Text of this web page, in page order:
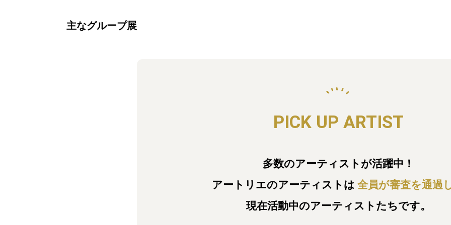
主なグループ展
PICK UP ARTIST
多数のアーティストが活躍中！
アートリエのアーティストは 全員が審査を通過
現在活動中のアーティストたちです。